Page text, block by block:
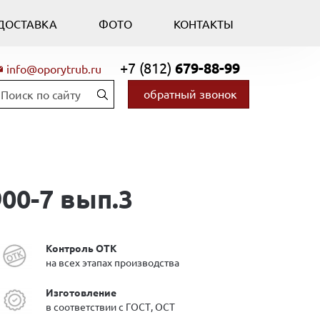
ФОТО КОНТАКТЫ
info@oporytrub.ru +7 (812) 679-88-99
обратный звонок
7 вып.3
Контроль ОТК
на всех этапах производства
Изготовление
в соответствии с ГОСТ, ОСТ